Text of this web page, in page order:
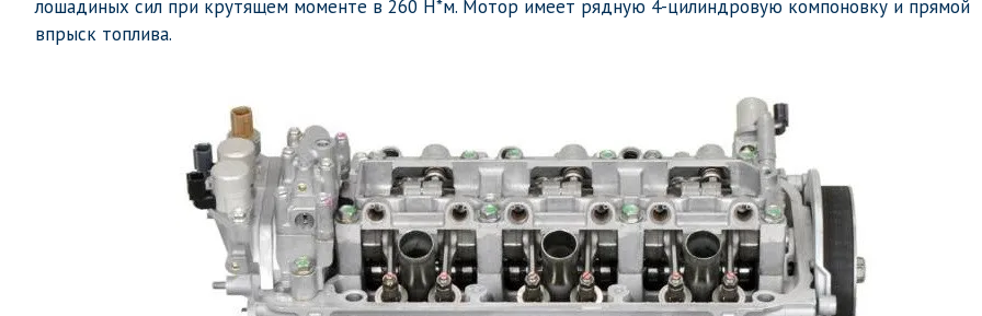
лошадиных сил при крутящем моменте в 260 Н*м. Мотор имеет рядную 4-цилиндровую компоновку и прямой
впрыск топлива.